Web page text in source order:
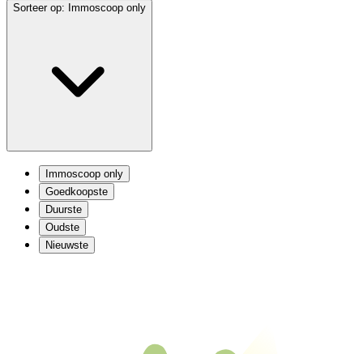
Sorteer op: Immoscoop only
Immoscoop only
Goedkoopste
Duurste
Oudste
Nieuwste